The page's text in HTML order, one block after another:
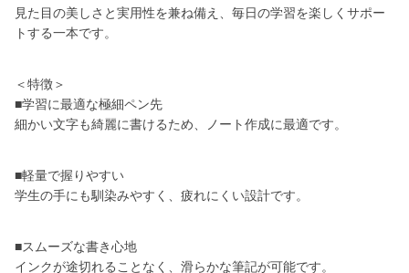
見た目の美しさと実用性を兼ね備え、毎日の学習を楽しくサポー
トする一本です。
＜特徴＞
■学習に最適な極細ペン先
細かい文字も綺麗に書けるため、ノート作成に最適です。
■軽量で握りやすい
学生の手にも馴染みやすく、疲れにくい設計です。
■スムーズな書き心地
インクが途切れることなく、滑らかな筆記が可能です。